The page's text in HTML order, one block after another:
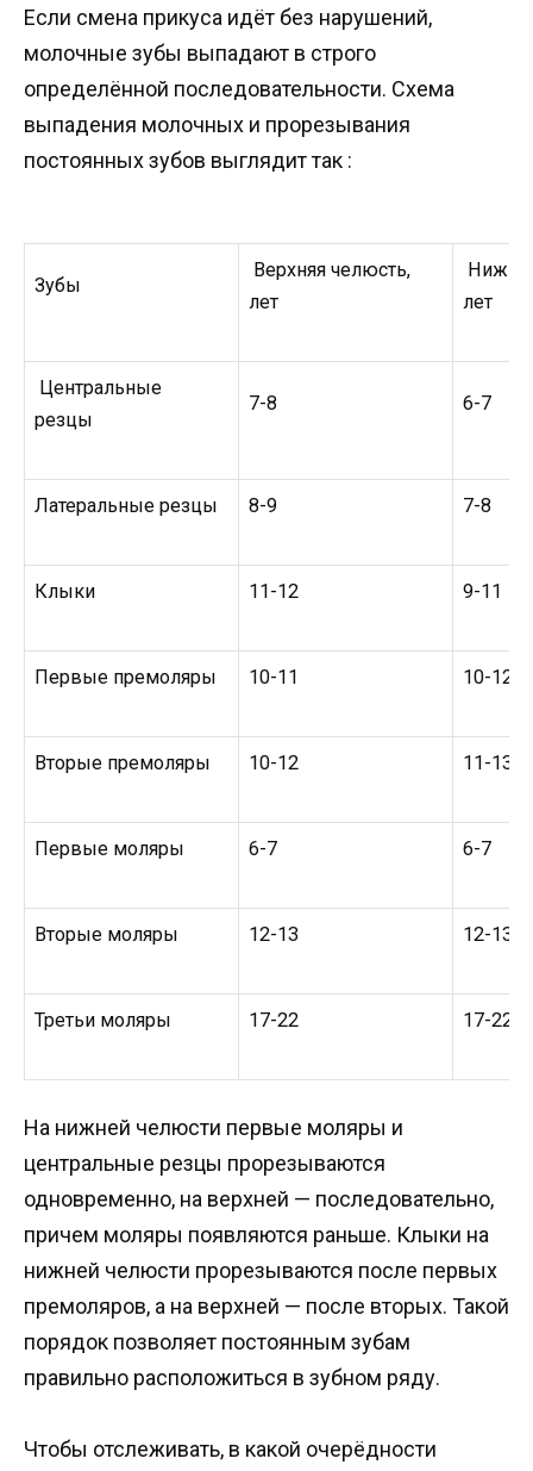
Если смена прикуса идёт без нарушений,
молочные зубы выпадают в строго
определённой последовательности. Схема
выпадения молочных и прорезывания
постоянных зубов выглядит так :
Зубы
Верхняя челюсть,
лет
лет
Центральные
резцы
7-8 6-7
Латеральные резцы 8-9 7-8
Клыки 11-12 9-11
Первые премоляры 10-11 10-12
Вторые премоляры 10-12 11-13
Первые моляры 6-7 6-7
Вторые моляры 12-13 12-13
Третьи моляры 17-22 17-22
На нижней челюсти первые моляры и
центральные резцы прорезываются
одновременно, на верхней — последовательно,
причем моляры появляются раньше. Клыки на
нижней челюсти прорезываются после первых
премоляров, а на верхней — после вторых. Такой
порядок позволяет постоянным зубам
правильно расположиться в зубном ряду.
Чтобы отслеживать, в какой очерёдности